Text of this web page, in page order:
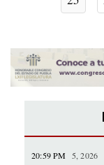
20:59 PM 5, 2026